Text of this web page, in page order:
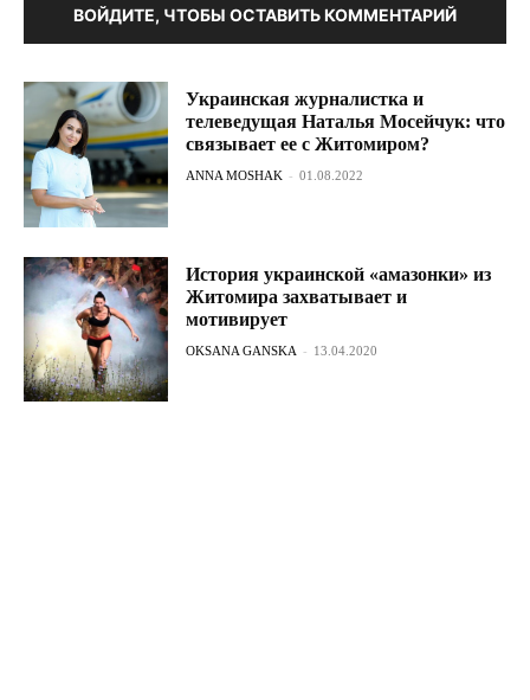
ВОЙДИТЕ, ЧТОБЫ ОСТАВИТЬ КОММЕНТАРИЙ
Украинская журналистка и
телеведущая Наталья Мосейчук: что
связывает ее с Житомиром?
ANNA MOSHAK - 01.08.2022
История украинской «амазонки» из
Житомира захватывает и
мотивирует
OKSANA GANSKA - 13.04.2020